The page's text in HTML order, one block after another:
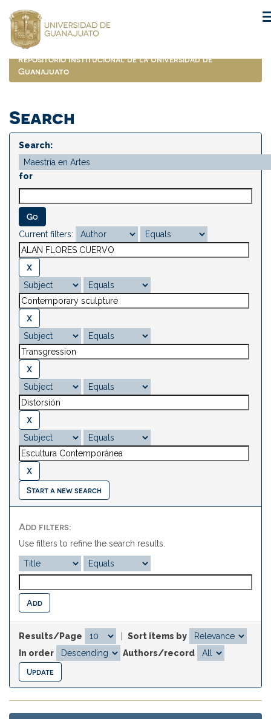
navigation
Repositorio Institucional de la Universidad de
Guanajuato
Search
Search:
for
Current filters:
Start a new search
Add filters:
Use filters to refine the search results.
Results/Page
Sort items by
In order
Authors/record